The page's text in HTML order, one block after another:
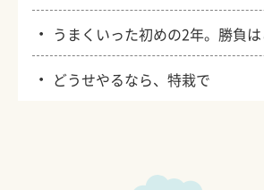
・ うまくいった初めの2年。勝負
・ どうせやるなら、特栽で